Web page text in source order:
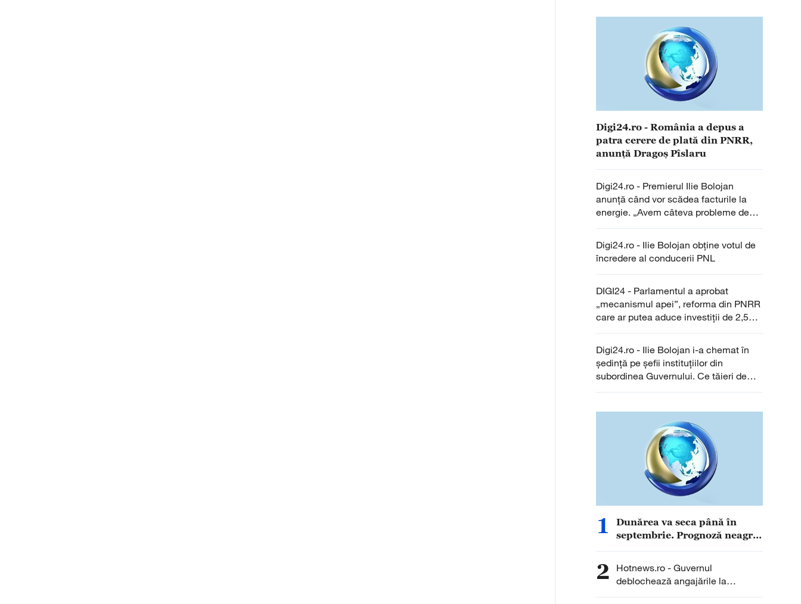
Digi24.ro - România a depus a
patra cerere de plată din PNRR,
anunță Dragoș Pîslaru
Digi24.ro - Premierul Ilie Bolojan
anunță când vor scădea facturile la
energie. „Avem câteva probleme de
sistem”
Digi24.ro - Ilie Bolojan obține votul de
încredere al conducerii PNL
DIGI24 - Parlamentul a aprobat
„mecanismul apei”, reforma din PNRR
care ar putea aduce investiții de 2,5
miliarde de lei în următorii 15 ani
Digi24.ro - Ilie Bolojan i-a chemat în
ședință pe șefii instituțiilor din
subordinea Guvernului. Ce tăieri de
cheltuieli sunt prevăzute
1
Dunărea va seca până în
septembrie. Prognoză neagră
2
Hotnews.ro - Guvernul
deblochează angajările la
Transgaz, Transelectrica și